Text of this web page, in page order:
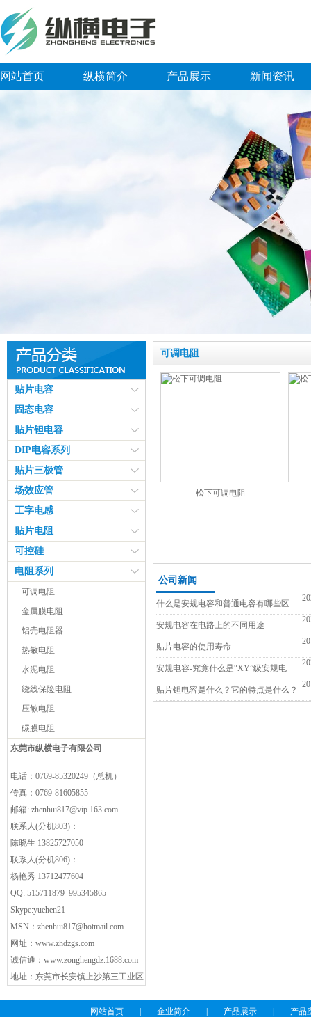
网站首页 纵横简介 产品展示 新闻资讯
贴片电容
固态电容
贴片钽电容
DIP电容系列
贴片三极管
场效应管
工字电感
贴片电阻
可控硅
电阻系列
可调电阻
金属膜电阻
铝壳电阻器
热敏电阻
水泥电阻
绕线保险电阻
压敏电阻
碳膜电阻
东莞市纵横电子有限公司
电话：0769-85320249（总机）
传真：0769-81605855
邮箱: zhenhui817@vip.163.com
联系人(分机803)：
陈晓生 13825727050
联系人(分机806)：
杨艳秀 13712477604
QQ: 515711879 995345865
Skype:yuehen21
MSN： zhenhui817@hotmail.com
网址： www.zhdzgs.com
诚信通： www.zonghengdz.1688.com
地址：东莞市长安镇上沙第三工业区
可调电阻
松下可调电阻
公司新闻
什么是安规电容和普通电容有哪些区
别？
安规电容在电路上的不同用途
贴片电容的使用寿命
安规电容-究竟什么是“XY”级安规电
容？
贴片钽电容是什么？它的特点是什么？
网站首页 企业简介 产品展示 产品